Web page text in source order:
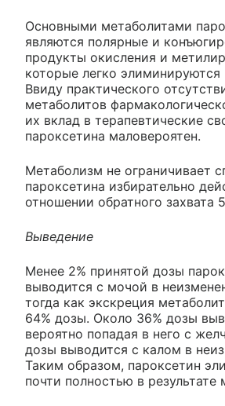
Основными метаболитами
являются полярные и
продукты окисления и
которые легко элиминируются
Ввиду практического
метаболитов
их вклад в терапевтические
пароксетина маловероятен.
Метаболизм не ограничивает
пароксетина избирательно
отношении обратного захвата
Выведение
Менее 2% принятой дозы
выводится с мочой в
тогда как экскреция
64% дозы. Около 36% дозы
вероятно попадая в него с
дозы выводится с калом в
Таким образом, пароксетин
почти полностью в результате